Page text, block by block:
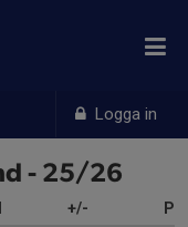
Logga in
- 25/26
+/- P